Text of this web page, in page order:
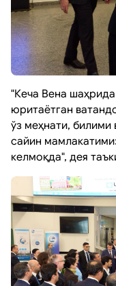
"Кеча Вена
юритаётган
ўз меҳнати, билими
сайин
келмоқда", дея